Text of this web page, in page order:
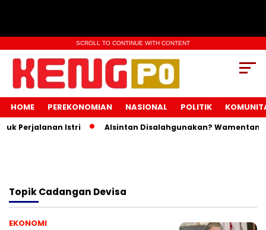
SCROLL TO CONTINUE WITH CONTENT
HOME PEREKONOMIAN NASIONAL POLITIK
Perjalanan Istri Alsintan Disalahgunakan? Wamentan
TopikCadangan Devisa
EKONOMI